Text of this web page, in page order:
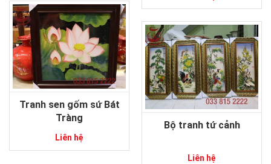
Tranh sen gốm sứ Bát
Tràng
Liên hệ
Bộ tranh tứ cảnh
Liên hệ